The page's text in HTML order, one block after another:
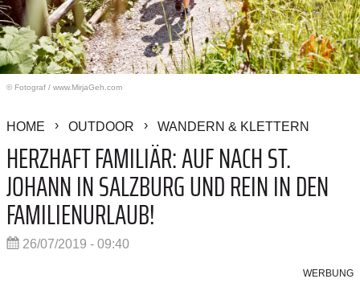
© Fotograf / www.MirjaGeh.com
HOME OUTDOOR WANDERN & KLETTERN
HERZHAFT FAMILIÄR: AUF NACH ST.
JOHANN IN SALZBURG UND REIN IN DEN
FAMILIENURLAUB!
26/07/2019 - 09:40
WERBUNG